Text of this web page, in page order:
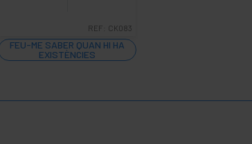
REF: CK083
FEU-ME SABER QUAN HI HA
EXISTÈNCIES